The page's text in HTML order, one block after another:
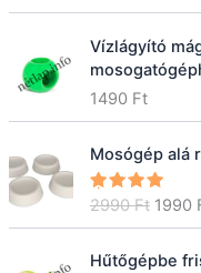
r
i
g
l
p
r
i
Vízlágyító
1490 Ft
Mosógép alá
Értékelé
2990Ft O
r
1990
Hűtőgépbe